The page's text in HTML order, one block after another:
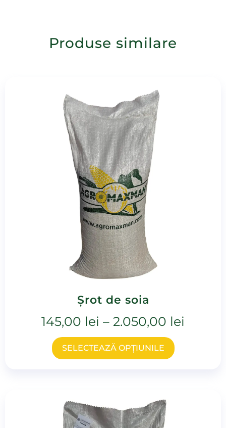
Produse similare
Șrot de soia
145,00 lei – 2.050,00 lei
SELECTEAZĂ OPȚIUNILE